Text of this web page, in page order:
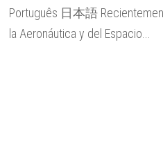
Português 日本語
la Aeronáutica y del Espacio...